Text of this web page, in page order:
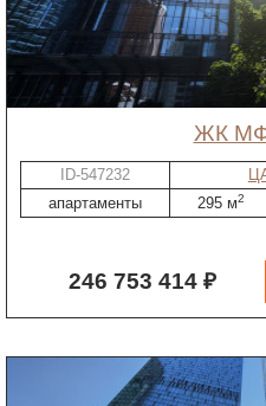
ЖК
ID-547232
апартаменты
295 м2
246 753 414 ₽